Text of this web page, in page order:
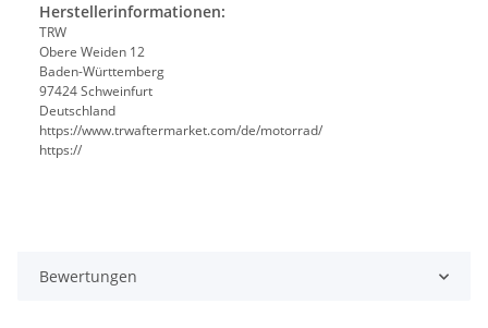
Herstellerinformationen:
TRW
Obere Weiden 12
Baden-Württemberg
97424 Schweinfurt
Deutschland
https://www.trwaftermarket.com/de/motorrad/
https://
Bewertungen